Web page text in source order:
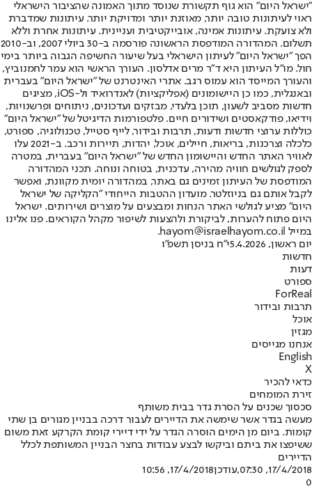
"ישראל היום" הוא גוף תקשורת שנוסד מתוך האמונה שהציבור הישראלי
ראוי לעיתונות טובה יותר, מאוזנת יותר ומדויקת יותר. עיתונות שמדברת
ולא צועקת. עיתונות אמינה, אובייקטיבית ועניינית. עיתונות אחרת וללא
תשלום. המהדורה המודפסת הראשונה פורסמה ב-30 ביולי 2007, וב-2010
הפך "ישראל היום" לעיתון הישראלי בעל שיעור החשיפה הגבוה ביותר בימי
חול. מו"ל העיתון היא ד"ר מרים אדלסון. העורך הראשי הוא עמר לחמנוביץ,
והעורך המייסד הוא עמוס רגב. אתרי האינטרנט של "ישראל היום" בעברית
ובאנגלית, כמו כן היישומונים (אפליקציות) לאנדרואיד ול-iOS, מציגים
חדשות מסביב לשעון, תוכן בלעדי, מבזקים ועדכונים, ניתוחים ופרשנויות,
וידיאו, פודקאסטים ושידורים חיים. פלטפורמות הדיגיטל של "ישראל היום"
כוללות ערוצי חדשות ודעות, תרבות ובידור, לייף סטייל, טכנולוגיה, ספורט,
כלכלה וצרכנות, בריאות, חיילים, אוכל, יהדות, תיירות ורכב. ב-2021 עלו
לאוויר האתר החדש והיישומון החדש של "ישראל היום" בעברית, במטרה
לספק לגולשים חוויה מהירה, עדכנית, בטוחה ונוחה. תכני המהדורה
המודפסת של העיתון זמינים גם באתר, במהדורה יומית מקוונת, ואפשר
לקבל אותם גם בניוזלטר. מועדון ההטבות הייחודי "הקליקה של ישראל
היום" מציע לגולשי האתר הנחות ומבצעים על מוצרים ושירותים. ישראל
היום פתוח להערות, לביקורת ולהצעות לשיפור מקהל הקוראים. פנו אלינו
במייל hayom@israelhayom.co.il.
יום ראשון, 5.4.2026
י"ח בניסן תשפ"ו
חדשות
דעות
ספורט
ForReal
תרבות ובידור
אוכל
מגזין
אנחנו מגייסים
English
X
כדאי להכיר
זירת המומחים
סכסוך שכנים על הסרת גדר בבית משותף
מעשה בגדר אשר שימשה את הדיירים לעבור דרכה בבניין מגורים בן שתי
קומות. ביום מן הימים הוסרה הגדר על ידי דיירי קומת הקרקע זאת משום
ששיפצו את ביתם וביקשו לבצע עבודות בחצר הבניין המשותפת לכלל
הדיירים
17/4/2018, 07:30
,עודכן17/4/2018, 10:56
0